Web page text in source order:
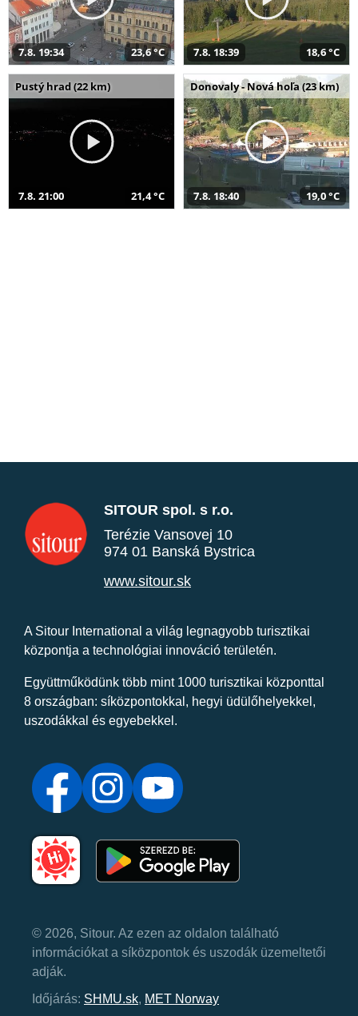
7.8. 19:34 23,6 °C 7.8. 18:39 18,6 °C
Pustý hrad (22 km)
7.8. 21:00 21,4 °C
Donovaly - Nová hoľa (23 km)
7.8. 18:40 19,0 °C
SITOUR spol. s r.o.
Terézie Vansovej 10
974 01 Banská Bystrica
www.sitour.sk
A Sitour International a világ legnagyobb turisztikai
központja a technológiai innováció területén.
Együttműködünk több mint 1000 turisztikai központtal
8 országban: síközpontokkal, hegyi üdülőhelyekkel,
uszodákkal és egyebekkel.
© 2026, Sitour. Az ezen az oldalon található
információkat a síközpontok és uszodák üzemeltetői
adják.
Időjárás: SHMU.sk, MET Norway